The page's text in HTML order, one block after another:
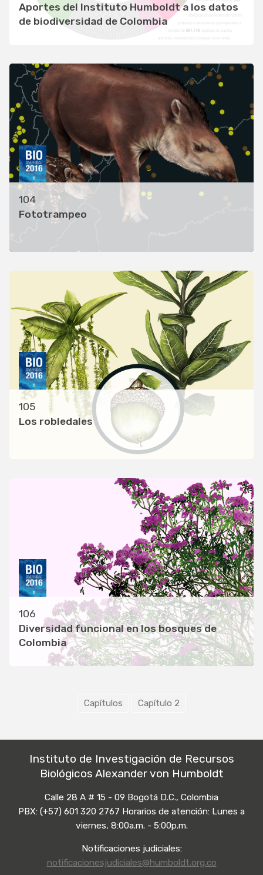
Aportes del Instituto Humboldt a los datos
de biodiversidad de Colombia
104
Fototrampeo
105
Los robledales
106
Diversidad funcional en los bosques de
Colombia
Capítulos Capítulo 2
Instituto de Investigación de Recursos
Biológicos Alexander von Humboldt
Calle 28 A # 15 - 09 Bogotá D.C., Colombia
PBX: (+57) 601 320 2767 Horarios de atención: Lunes a
viernes, 8:00a.m. - 5:00p.m.
Notificaciones judiciales:
notificacionesjudiciales@humboldt.org.co